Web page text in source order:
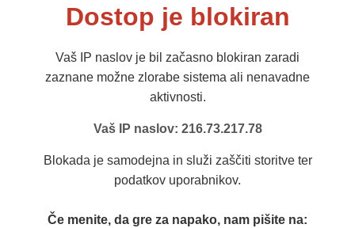
Dostop je blokiran
Vaš IP naslov je bil začasno blokiran zaradi
zaznane možne zlorabe sistema ali nenavadne
aktivnosti.
Vaš IP naslov: 216.73.217.78
Blokada je samodejna in služi zaščiti storitve ter
podatkov uporabnikov.
Če menite, da gre za napako, nam pišite na: